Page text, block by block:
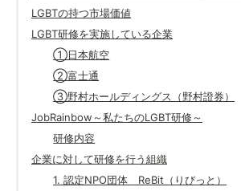
LGBTの持つ市場価値
LGBT研修を実施している企業
①日本航空
②富士通
③野村ホールディングス（野村證券）
JobRainbow～私たちのLGBT研修～
研修内容
企業に対して研修を行う組織
1. 認定NPO団体 ReBit（りびっと）